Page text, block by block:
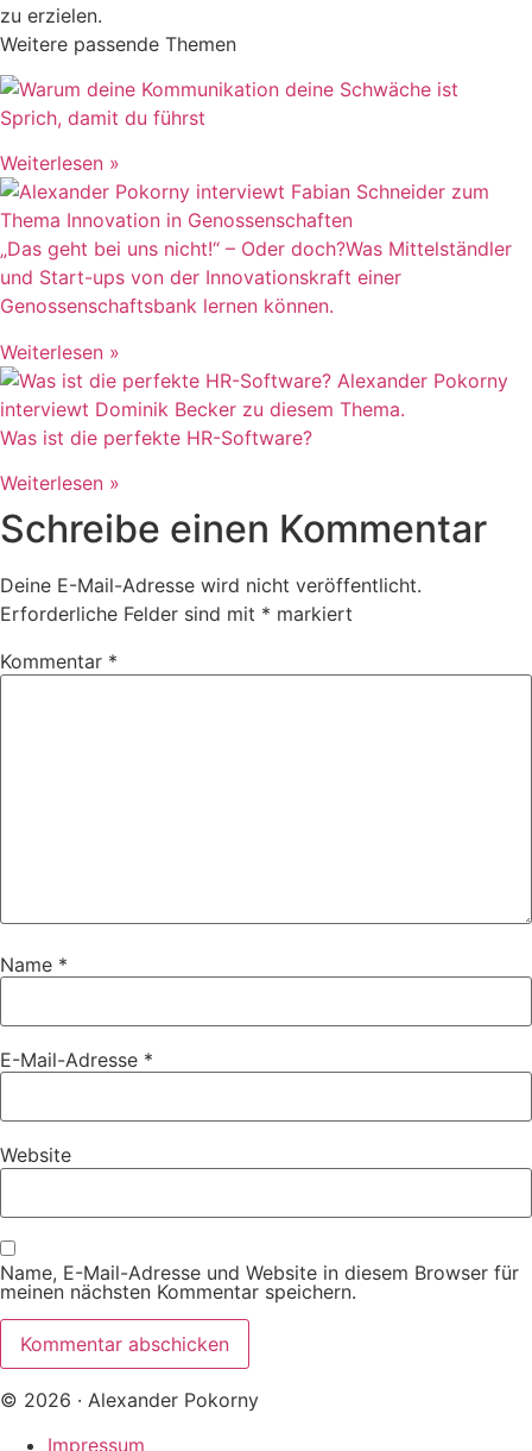
zu erzielen.
Weitere passende Themen
Sprich, damit du führst
Weiterlesen »
„Das geht bei uns nicht!“ – Oder doch?Was Mittelständler
und Start-ups von der Innovationskraft einer
Genossenschaftsbank lernen können.
Weiterlesen »
Was ist die perfekte HR-Software?
Weiterlesen »
Schreibe einen Kommentar
Deine E-Mail-Adresse wird nicht veröffentlicht.
Erforderliche Felder sind mit * markiert
Kommentar *
Name *
E-Mail-Adresse *
Website
Name, E-Mail-Adresse und Website in diesem Browser für
meinen nächsten Kommentar speichern.
© 2026 · Alexander Pokorny
Impressum